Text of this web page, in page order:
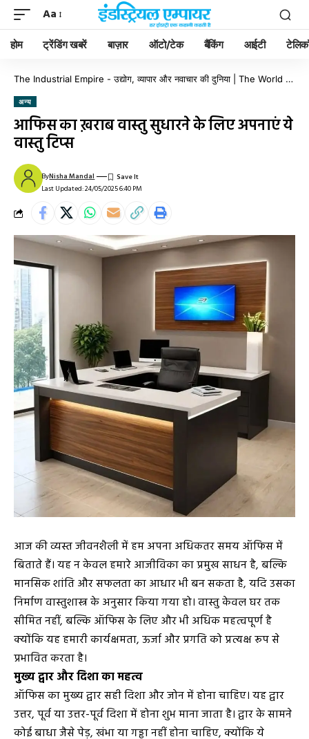
Aa
होम ट्रेंडिंग खबरें बाज़ार ऑटो/टेक बैंकिंग आईटी
The Industrial Empire - उद्योग, व्यापार और नवाचार की दुनिया | The World of Industry, Business & Innovation
अन्य
आफिस का ख़राब वास्तु सुधारने के लिए अपनाएं ये
वास्तु टिप्स
Last Updated: 24/05/2025 6:40 PM
ByNisha Mandal
आज की व्यस्त जीवनशैली में हम अपना अधिकतर समय ऑफिस में
बिताते हैं। यह न केवल हमारे आजीविका का प्रमुख साधन है, बल्कि
मानसिक शांति और सफलता का आधार भी बन सकता है, यदि उसका
निर्माण वास्तुशास्त्र के अनुसार किया गया हो। वास्तु केवल घर तक
सीमित नहीं, बल्कि ऑफिस के लिए और भी अधिक महत्वपूर्ण है
क्योंकि यह हमारी कार्यक्षमता, ऊर्जा और प्रगति को प्रत्यक्ष रूप से
प्रभावित करता है।
मुख्य द्वार और दिशा का महत्व
ऑफिस का मुख्य द्वार सही दिशा और जोन में होना चाहिए। यह द्वार
उत्तर, पूर्व या उत्तर-पूर्व दिशा में होना शुभ माना जाता है। द्वार के सामने
कोई बाधा जैसे पेड़, खंभा या गड्ढा नहीं होना चाहिए, क्योंकि ये